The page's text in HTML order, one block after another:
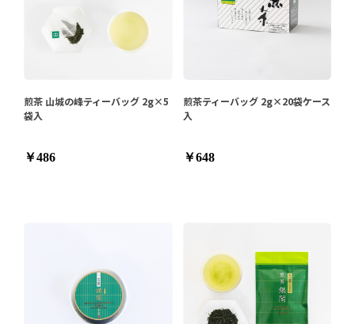
煎茶 山城の峰ティーバッグ 2g×5
袋入
￥486
煎茶ティーバッグ 2g×20袋ケース
入
￥648